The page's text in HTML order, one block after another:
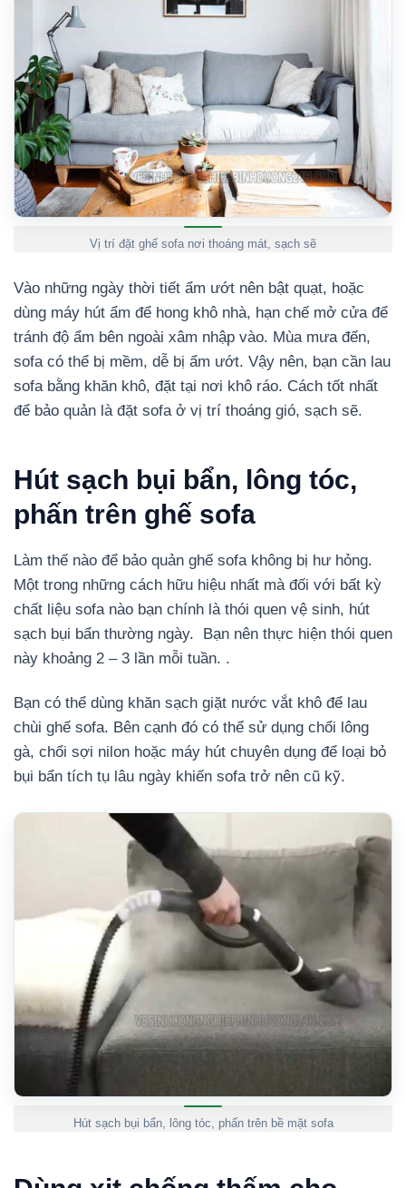
Vị trí đặt ghế sofa nơi thoáng mát, sạch sẽ
Vào những ngày thời tiết ẩm ướt nên bật quạt, hoặc
dùng máy hút ẩm để hong khô nhà, hạn chế mở cửa để
tránh độ ẩm bên ngoài xâm nhập vào. Mùa mưa đến,
sofa có thể bị mềm, dễ bị ẩm ướt. Vậy nên, bạn cần lau
sofa bằng khăn khô, đặt tại nơi khô ráo. Cách tốt nhất
để bảo quản là đặt sofa ở vị trí thoáng gió, sạch sẽ.
Hút sạch bụi bẩn, lông tóc,
phấn trên ghế sofa
Làm thế nào để bảo quản ghế sofa không bị hư hỏng.
Một trong những cách hữu hiệu nhất mà đối với bất kỳ
chất liệu sofa nào bạn chính là thói quen vệ sinh, hút
sạch bụi bẩn thường ngày. Bạn nên thực hiện thói quen
này khoảng 2 – 3 lần mỗi tuần. .
Bạn có thể dùng khăn sạch giặt nước vắt khô để lau
chùi ghế sofa. Bên cạnh đó có thể sử dụng chổi lông
gà, chổi sợi nilon hoặc máy hút chuyên dụng để loại bỏ
bụi bẩn tích tụ lâu ngày khiến sofa trở nên cũ kỹ.
Hút sạch bụi bẩn, lông tóc, phấn trên bề mặt sofa